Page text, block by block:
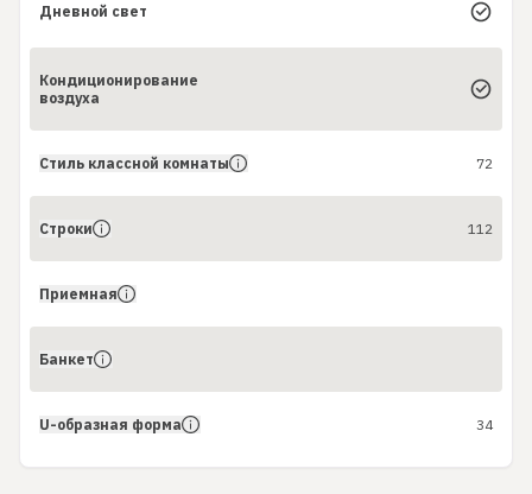
Дневной свет
Кондиционирование
воздуха
Стиль классной комнаты 72
Строки 112
Приемная
Банкет
U-образная форма 34